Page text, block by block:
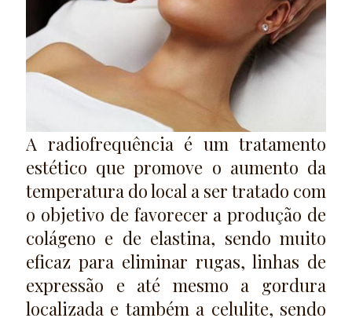
A radiofrequência é um tratamento
estético que promove o aumento da
temperatura do local a ser tratado com
o objetivo de favorecer a produção de
colágeno e de elastina, sendo muito
eficaz para eliminar rugas, linhas de
expressão e até mesmo a gordura
localizada e também a celulite, sendo